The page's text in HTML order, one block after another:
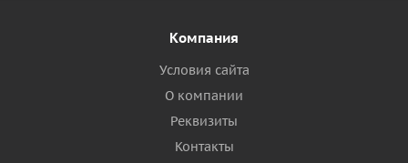
Компания
Условия сайта
О компании
Реквизиты
Контакты